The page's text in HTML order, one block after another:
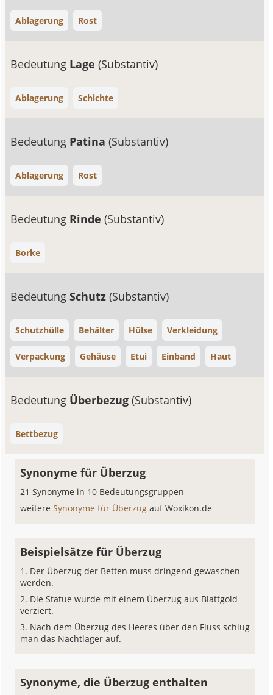
Ablagerung Rost
Bedeutung Lage(Substantiv)
Ablagerung Schichte
Bedeutung Patina(Substantiv)
Ablagerung Rost
Bedeutung Rinde(Substantiv)
Borke
BedeutungSchutz(Substantiv)
Schutzhülle Behälter Hülse Verkleidung
Verpackung Gehäuse Etui Einband Haut
Bedeutung Überbezug(Substantiv)
Bettbezug
Synonyme für Überzug
21 Synonyme in 10 Bedeutungsgruppen
weitereSynonyme für Überzugauf Woxikon.de
Beispielsätze für Überzug
Der Überzug der Betten muss dringend gewaschen
werden.
Die Statue wurde mit einem Überzug aus Blattgold
verziert.
Nach dem Überzug des Heeres über den Fluss schlug
man das Nachtlager auf.
Synonyme, die Überzug enthalten